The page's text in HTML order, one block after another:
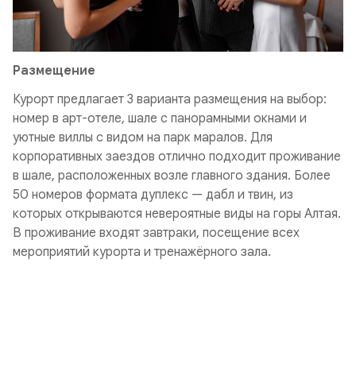
Размещение
Курорт предлагает 3 варианта размещения на выбор:
номер в арт-отеле, шале с панорамными окнами и
уютные виллы с видом на парк маралов. Для
корпоративных заездов отлично подходит проживание
в шале, расположенных возле главного здания. Более
50 номеров формата дуплекс — дабл и твин, из
которых открываются невероятные виды на горы Алтая.
В проживание входят завтраки, посещение всех
мероприятий курорта и тренажёрного зала.